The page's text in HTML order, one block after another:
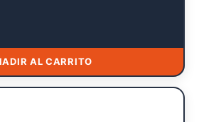
AL CARRITO